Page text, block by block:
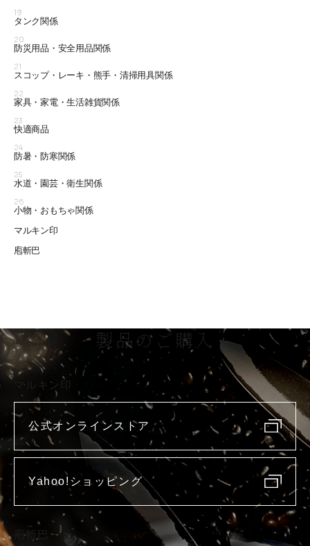
19
タンク関係
20
防災用品・安全用品関係
21
スコップ・レーキ・熊手・清掃用具関係
22
家具・家電・生活雑貨関係
23
快適商品
24
防暑・防寒関係
25
水道・園芸・衛生関係
26
小物・おもちゃ関係
マルキン印
庖斬巴
製品のご購入
マルキン印
公式オンラインストア
Yahoo!ショッピング
庖斬巴